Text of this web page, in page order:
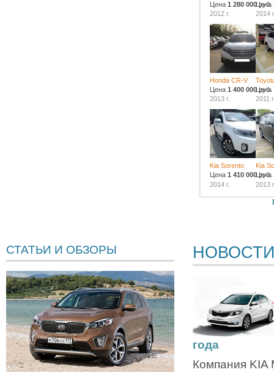
Цена 1 280 000 руб.
2012 г.
Цена
2014
Honda CR-V
Цена 1 400 000 руб.
2013 г.
Цена
2011
Kia Sorento
Цена 1 410 000руб.
2014 г.
Kia
Цена
2013
СТАТЬИ И ОБЗОРЫ НОВОСТИ
года
Компания KIA